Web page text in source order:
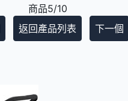
商品5/10
返回產品列表 下一個